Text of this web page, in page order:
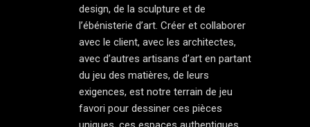
design, de la sculpture et de
l’ébénisterie d’art. Créer et collaborer
avec le client, avec les architectes,
avec d’autres artisans d’art en partant
du jeu des matières, de leurs
exigences, est notre terrain de jeu
favori pour dessiner ces pièces